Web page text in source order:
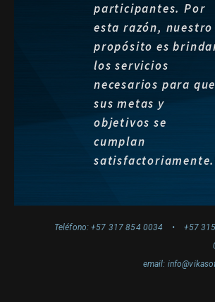
participantes. Por
esta razón, nuestro
propósito es
los servicios
necesarios para que
sus metas y
objetivos se
cumplan
Teléfono: +57 317 854 0034 • +57
email: